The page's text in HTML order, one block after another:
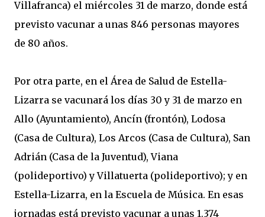
Villafranca) el miércoles 31 de marzo, donde está
previsto vacunar a unas 846 personas mayores
de 80 años.
Por otra parte, en el Área de Salud de Estella-
Lizarra se vacunará los días 30 y 31 de marzo en
Allo (Ayuntamiento), Ancín (frontón), Lodosa
(Casa de Cultura), Los Arcos (Casa de Cultura), San
Adrián (Casa de la Juventud), Viana
(polideportivo) y Villatuerta (polideportivo); y en
Estella-Lizarra, en la Escuela de Música. En esas
jornadas está previsto vacunar a unas 1.374